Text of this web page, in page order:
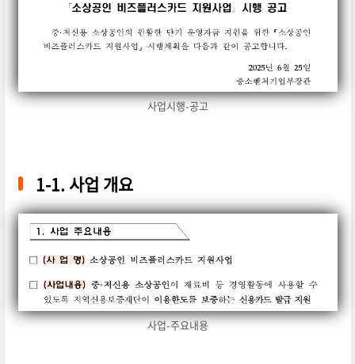
사업시행-공고
1-1. 사업 개요
사업-주요내용